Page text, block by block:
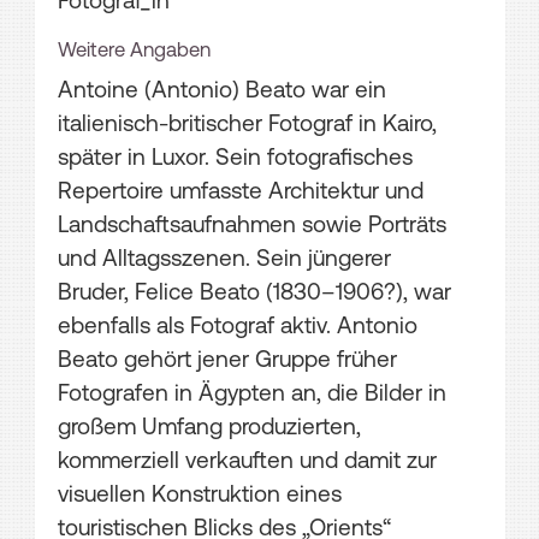
Weitere Angaben
Antoine (Antonio) Beato war ein
italienisch-britischer Fotograf in Kairo,
später in Luxor. Sein fotografisches
Repertoire umfasste Architektur und
Landschaftsaufnahmen sowie Porträts
und Alltagsszenen. Sein jüngerer
Bruder, Felice Beato (1830–1906?), war
ebenfalls als Fotograf aktiv. Antonio
Beato gehört jener Gruppe früher
Fotografen in Ägypten an, die Bilder in
großem Umfang produzierten,
kommerziell verkauften und damit zur
visuellen Konstruktion eines
touristischen Blicks des „Orients“